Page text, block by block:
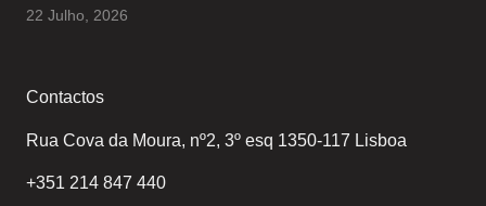
22 Julho, 2026
Contactos
Rua Cova da Moura, nº2, 3º esq 1350-117 Lisboa
+351 214 847 440